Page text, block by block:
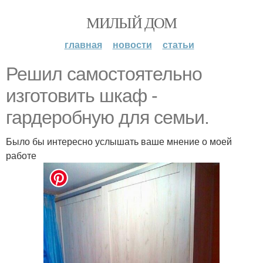
МИЛЫЙ ДОМ
главная новости статьи
Решил самостоятельно
изготовить шкаф -
гардеробную для семьи.
Было бы интересно услышать ваше мнение о моей
работе